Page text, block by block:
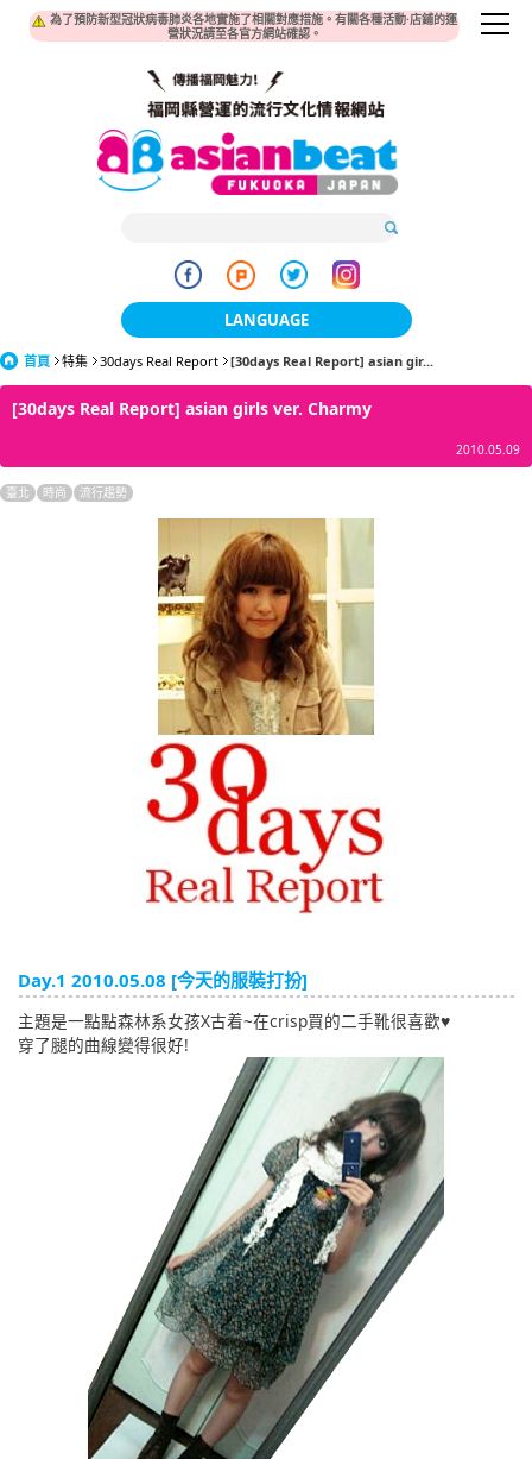
為了預防新型冠狀病毒肺炎各地實施了相關對應措施。有關各種活動·店鋪的運
營狀況請至各官方網站確認。
LANGUAGE
日本語
한국어
English
ภาษาไทย
tiéng Viêt
Bahasa Indonesia
首頁 特集 30days Real Report [30days Real Report] asian gir...
[30days Real Report] asian girls ver. Charmy
2010.05.09
臺北 時尚 流行趨勢
Day.1 2010.05.08 [今天的服裝打扮]
主題是一點點森林系女孩X古着~在crisp買的二手靴很喜歡♥
穿了腿的曲線變得很好!